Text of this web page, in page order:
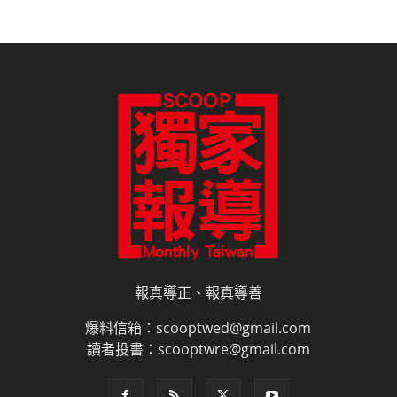
報真導正、報真導善
爆料信箱：scooptwed@gmail.com
讀者投書：scooptwre@gmail.com